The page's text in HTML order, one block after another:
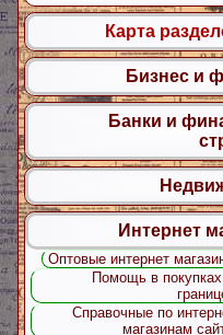
Карта
Бизнес и
Банки и
Интернет
Оптовые интернет
Помощь в
Справочные по
магазинам